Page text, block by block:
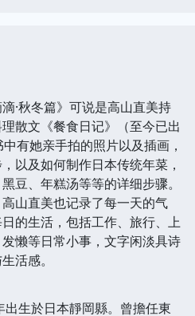
秋冬篇》可说是高山直美持
散文《餐食日记》（至今已出
有她亲手拍的照片以及插画，
以及如何制作日本传统年菜，
豆、年糕汤等等的详细步骤。
山直美也记录了每一天的气
的生活，包括工作、旅行、上
懒等日常小事，文字闲淡具诗
活感。
生於日本靜岡縣。曾擔任東